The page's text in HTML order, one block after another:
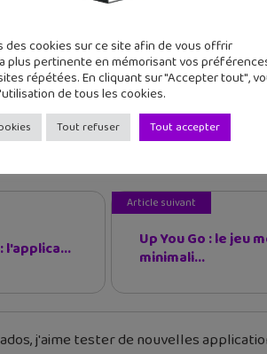
sur l’interface de Google
sûr de sauvegarder toutes tes photos
photos en illimité
Article suivant
Up You Go : le jeu
minimali...
j'aime tester de nouvelles
des cookies sur ce site afin de vous offrir
plus pertinente en mémorisant vos
répétées. En cliquant sur "Accepter tout",
de tous les cookies.
Tout refuser Tout accepter